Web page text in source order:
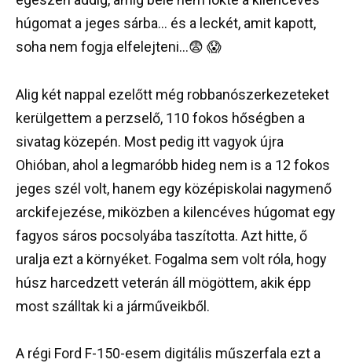
húgomat a jeges sárba… és a leckét, amit kapott,
soha nem fogja elfelejteni…😨 😱
Alig két nappal ezelőtt még robbanószerkezeteket
kerülgettem a perzselő, 110 fokos hőségben a
sivatag közepén. Most pedig itt vagyok újra
Ohióban, ahol a legmaróbb hideg nem is a 12 fokos
jeges szél volt, hanem egy középiskolai nagymenő
arckifejezése, miközben a kilencéves húgomat egy
fagyos sáros pocsolyába taszította. Azt hitte, ő
uralja ezt a környéket. Fogalma sem volt róla, hogy
húsz harcedzett veterán áll mögöttem, akik épp
most szálltak ki a járműveikből.
A régi Ford F-150-esem digitális műszerfala ezt a